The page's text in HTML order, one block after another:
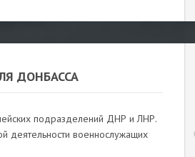
ДОНБАССА
подразделений ДНР и ЛНР.
деятельности военнослужащих